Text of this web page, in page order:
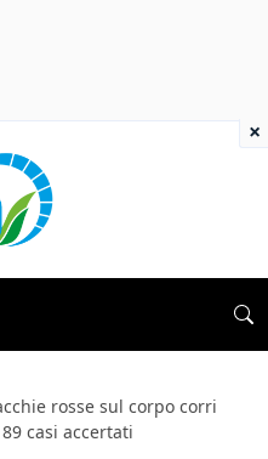
rosse sul corpo corri
casi accertati
×